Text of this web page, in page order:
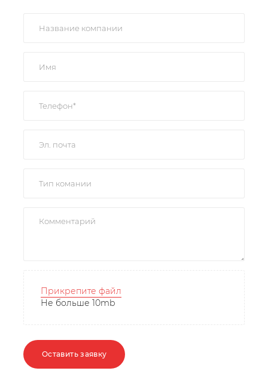
Прикрепите файл
Не больше 10mb
Оставить заявку